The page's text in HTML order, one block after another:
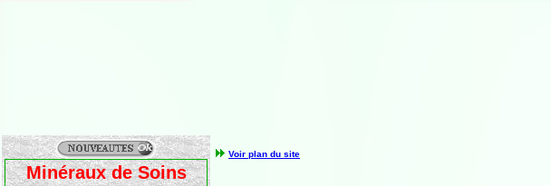
Minéraux de Soins
Voir plan du site